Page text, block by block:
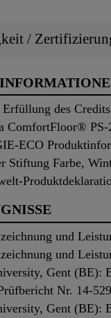
/
Erfüllung des
ComfortFloor®
ECO
Stiftung Farbe,
und
und
Gent (BE):
Nr. 14-529
Gent (BE):